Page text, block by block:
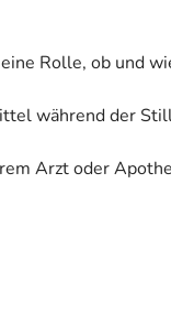
Rolle, ob und
während der
Arzt oder